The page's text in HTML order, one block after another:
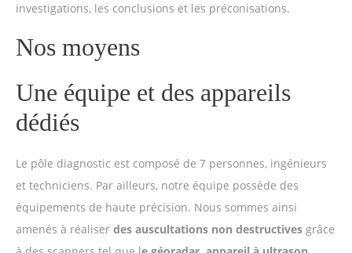
investigations, les conclusions et les préconisations.
Nos moyens
Une équipe et des appareils
dédiés
Le pôle diagnostic est composé de 7 personnes, ingénieurs
et techniciens. Par ailleurs, notre équipe possède des
équipements de haute précision. Nous sommes ainsi
amenés à réaliser des auscultations non destructives grâce